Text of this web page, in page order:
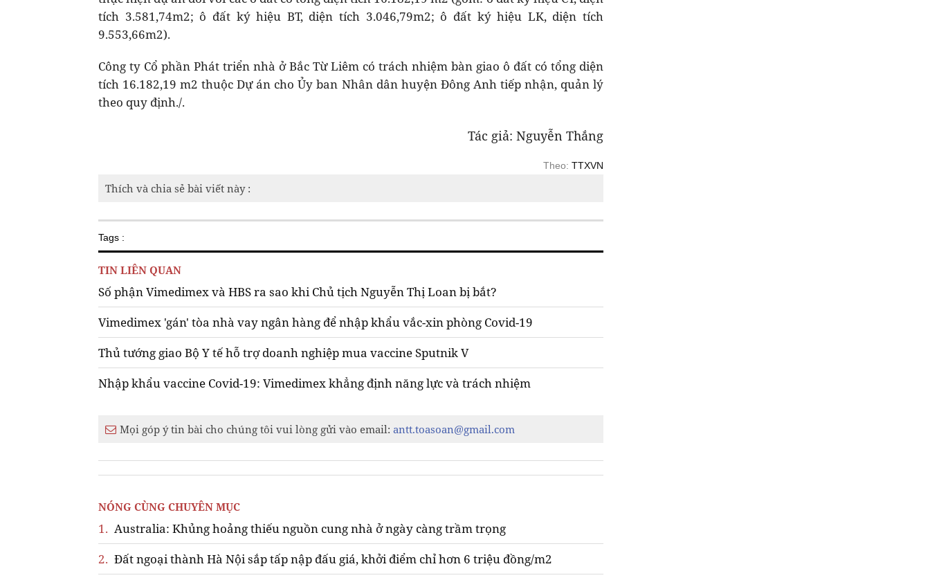
tích 3.581,74m2; ô đất ký hiệu BT, diện tích 3.046,79m2; ô đất ký hiệu LK, diện tích
9.553,66m2).
Công ty Cổ phần Phát triển nhà ở Bắc Từ Liêm có trách nhiệm bàn giao ô đất có tổng diện
tích 16.182,19 m2 thuộc Dự án cho Ủy ban Nhân dân huyện Đông Anh tiếp nhận, quản lý
theo quy định./.
Tác giả: Nguyễn Thắng
Theo: TTXVN
Thích và chia sẻ bài viết này :
Tags :
TIN LIÊN QUAN
Số phận Vimedimex và HBS ra sao khi Chủ tịch Nguyễn Thị Loan bị bắt?
Vimedimex 'gán' tòa nhà vay ngân hàng để nhập khẩu vắc-xin phòng Covid-19
Thủ tướng giao Bộ Y tế hỗ trợ doanh nghiệp mua vaccine Sputnik V
Nhập khẩu vaccine Covid-19: Vimedimex khẳng định năng lực và trách nhiệm
Mọi góp ý tin bài cho chúng tôi vui lòng gửi vào email: antt.toasoan@gmail.com
NÓNG CÙNG CHUYÊN MỤC
1. Australia: Khủng hoảng thiếu nguồn cung nhà ở ngày càng trầm trọng
2. Đất ngoại thành Hà Nội sắp tấp nập đấu giá, khởi điểm chỉ hơn 6 triệu đồng/m2